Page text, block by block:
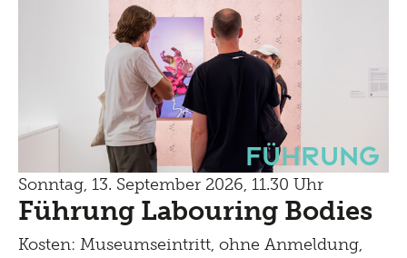
Führung
Sonntag, 13. September 2026, 11.30 Uhr
Führung Labouring Bodies
Kosten: Museumseintritt, ohne Anmeldung,